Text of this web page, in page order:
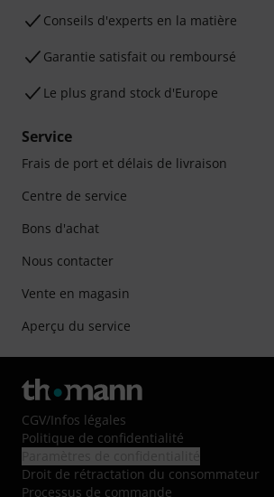
Conseils d'experts en la matière
Garantie satisfait ou remboursé
Le plus grand stock d'Europe
Service
Frais de port et délais de livraison
Centre de service
Bons d'achat
Nous contacter
Vente en magasin
Aperçu du service
CGV/Infos légales
Politique de confidentialité
Droit de rétractation du consommateur
Processus de commande